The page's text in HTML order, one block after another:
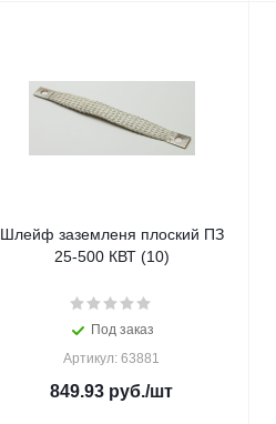
Шлейф заземленя плоский ПЗ
25-500 КВТ (10)
Под заказ
Артикул: 63881
849.93 руб./шт